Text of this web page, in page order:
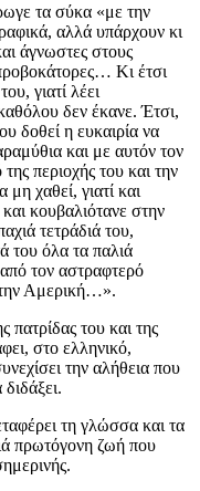
τα σύκα «με την
αλλά υπάρχουν κι
άγνωστες στους
Κι έτσι
γιατί λέει
δεν έκανε. Έτσι,
δοθεί η ευκαιρία να
και με αυτόν τον
περιοχής του και την
χαθεί, γιατί και
κουβαλιότανε στην
τετράδιά του,
του όλα τα παλιά
τον αστραφτερό
Αμερική…».
πατρίδας του και της
στο ελληνικό,
την αλήθεια που
τη γλώσσα και τα
πρωτόγονη ζωή που